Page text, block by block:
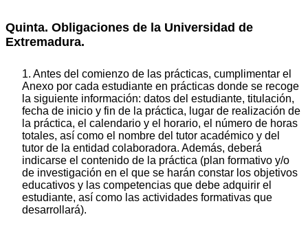
Quinta. Obligaciones de la Universidad de
Extremadura.
1. Antes del comienzo de las prácticas, cumplimentar el
Anexo por cada estudiante en prácticas donde se recoge
la siguiente información: datos del estudiante, titulación,
fecha de inicio y fin de la práctica, lugar de realización de
la práctica, el calendario y el horario, el número de horas
totales, así como el nombre del tutor académico y del
tutor de la entidad colaboradora. Además, deberá
indicarse el contenido de la práctica (plan formativo y/o
de investigación en el que se harán constar los objetivos
educativos y las competencias que debe adquirir el
estudiante, así como las actividades formativas que
desarrollará).